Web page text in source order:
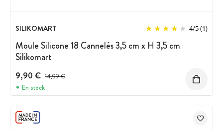
SILIKOMART 4/5(1)
Moule Silicone 18 Cannelés 3,5 cm x H 3,5 cm
Silikomart
9,90 € Prix avant réduction :
14,99 €
En stock